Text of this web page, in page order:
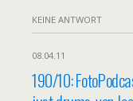
KEINE ANTWORT
08.04.11
190/10: